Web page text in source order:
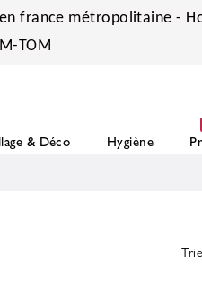
france métropolitaine -
TOM
& Déco Hygiène